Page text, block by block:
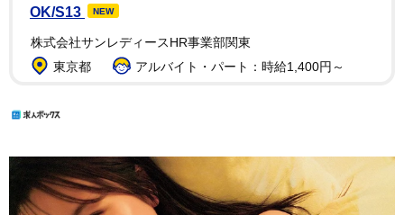
OK/S13
NEW
株式会社サンレディースHR事業部関東
東京都
アルバイト・パート：時給1,400円～